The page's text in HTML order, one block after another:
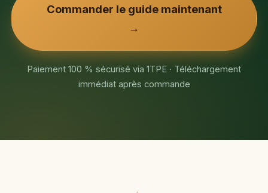
Commander le guide maintenant
→
Paiement 100 % sécurisé via 1TPE · Téléchargement
immédiat après commande